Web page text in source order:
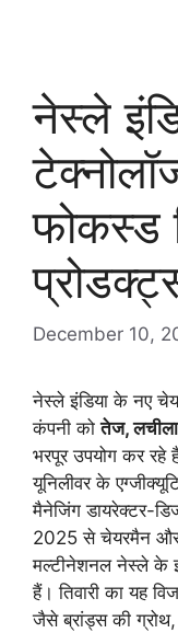
नेस्ले
फोकस्ड
December 10,
नेस्ले इंडिया के नए
कंपनी कोतेज,
भरपूर उपयोग कर
यूनिलीवर के
मैनेजिंग डायरेक्टर-
2025 से चेयरमैन और
मल्टीनेशनल नेस्ले के
हैं। तिवारी का यह
जैसे ब्रांड्स की ग्रोथ,